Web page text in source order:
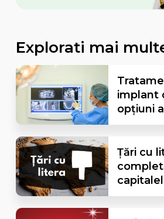
Explorati mai
implant
opțiuni
Țări cu